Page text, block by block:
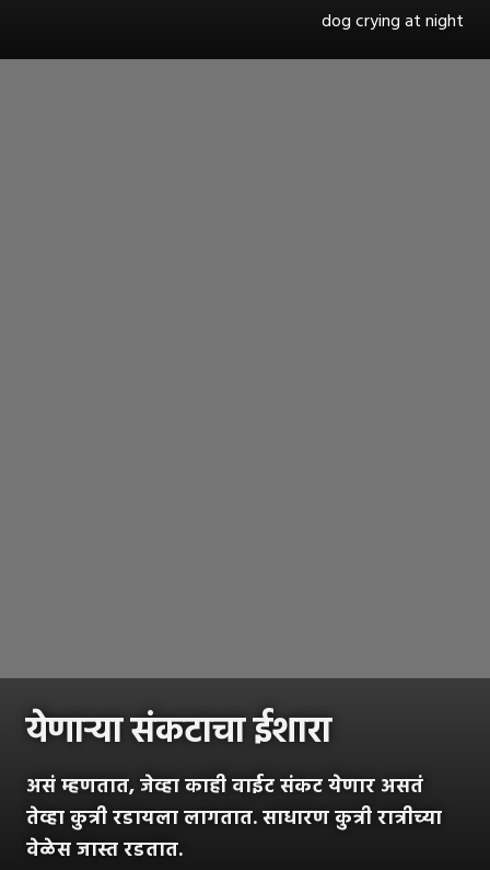
dog crying at night
येणाऱ्या संकटाचा ईशारा
असं म्हणतात, जेव्हा काही वाईट संकट येणार असतं
तेव्हा कुत्री रडायला लागतात. साधारण कुत्री रात्रीच्या
वेळेस जास्त रडतात.